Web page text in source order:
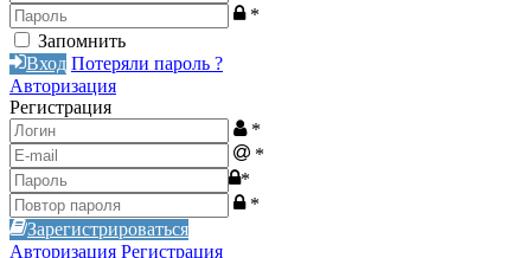
*
Запомнить
Вход Потеряли пароль ?
Авторизация
Регистрация
*
*
*
*
Зарегистрироваться
Авторизация Регистрация